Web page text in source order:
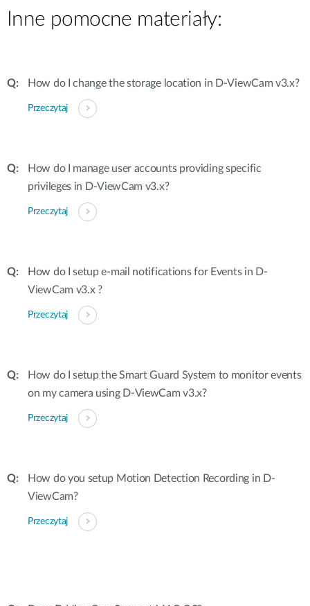
Inne pomocne materiały:
How do I change the storage location in D-ViewCam v3.x?
Przeczytaj
How do I manage user accounts providing specific
privileges in D-ViewCam v3.x?
Przeczytaj
How do I setup e-mail notifications for Events in D-
ViewCam v3.x ?
Przeczytaj
How do I setup the Smart Guard System to monitor events
on my camera using D-ViewCam v3.x?
Przeczytaj
How do you setup Motion Detection Recording in D-
ViewCam?
Przeczytaj